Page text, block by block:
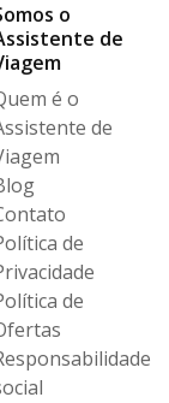
o
de
é o
de
de
de